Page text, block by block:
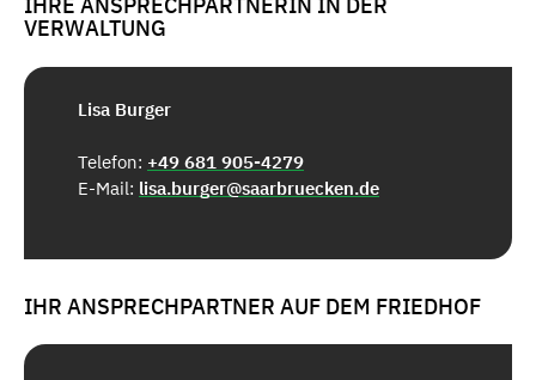
IHRE ANSPRECHPARTNERIN IN DER
VERWALTUNG
Lisa Burger
Telefon: +49 681 905-4279
E-Mail: lisa.burger@saarbruecken.de
IHR ANSPRECHPARTNER AUF DEM FRIEDHOF